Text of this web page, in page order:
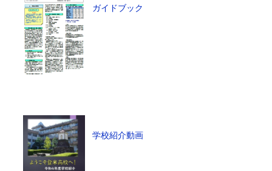
ガイドブック
学校紹介動画